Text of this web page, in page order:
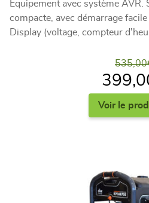
Équipement avec système AVR.
compacte, avec démarrage
Display (voltage, compteur
535,00
Voir le